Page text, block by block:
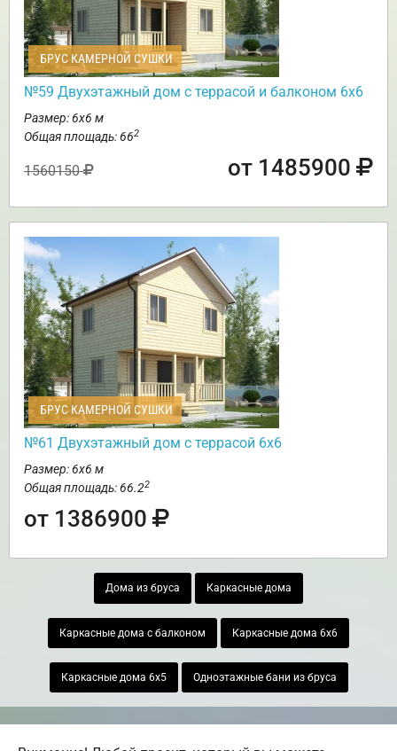
БРУС КАМЕРНОЙ СУШКИ
№59 Двухэтажный дом с террасой и балконом 6х6
Размер: 6х6 м
Общая площадь: 662
1560150 от 1485900
БРУС КАМЕРНОЙ СУШКИ
№61 Двухэтажный дом с террасой 6х6
Размер: 6х6 м
Общая площадь: 66.22
от 1386900
Дома из бруса Каркасные дома
Каркасные дома с балконом Каркасные дома 6х6
Каркасные дома 6х5 Одноэтажные бани из бруса